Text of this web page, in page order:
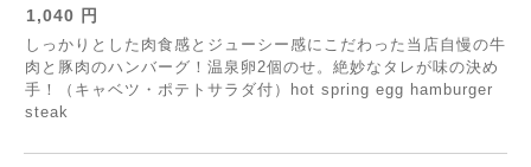
1,040 円
しっかりとした肉食感とジューシー感にこだわった当店自慢の牛
肉と豚肉のハンバーグ！温泉卵2個のせ。絶妙なタレが味の決め
手！（キャベツ・ポテトサラダ付）hot spring egg hamburger
steak